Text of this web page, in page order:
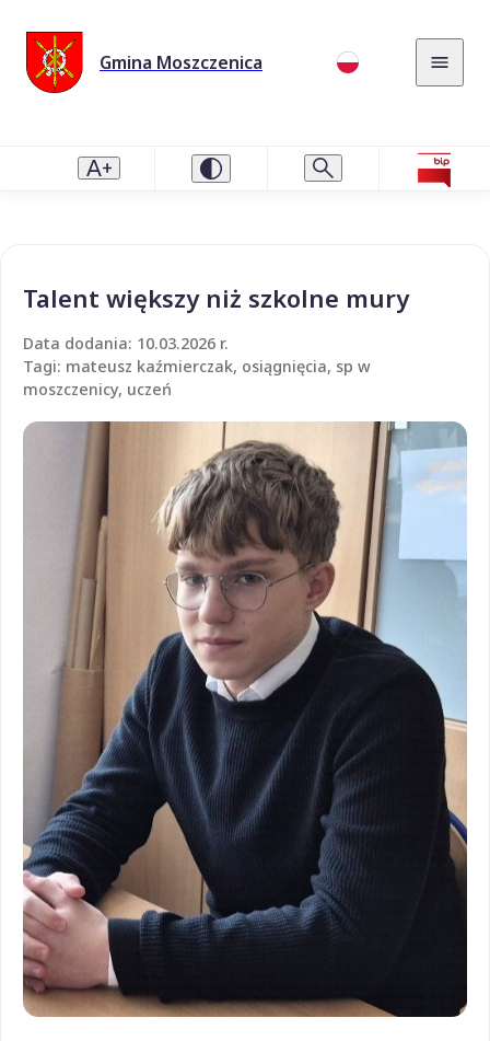
Gmina Moszczenica
Talent większy niż szkolne mury
Data dodania: 10.03.2026 r.
Tagi: mateusz kaźmierczak, osiągnięcia, sp w
moszczenicy, uczeń